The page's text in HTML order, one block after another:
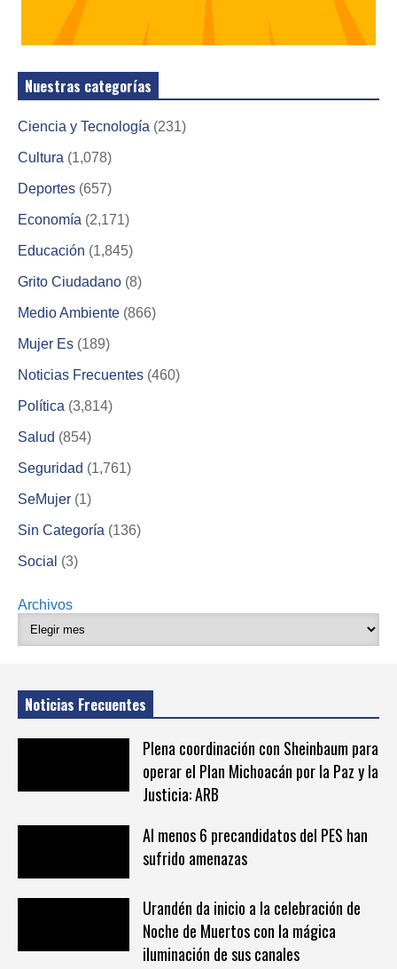
Nuestras categorías
Ciencia y Tecnología (231)
Cultura (1,078)
Deportes (657)
Economía (2,171)
Educación (1,845)
Grito Ciudadano (8)
Medio Ambiente (866)
Mujer Es (189)
Noticias Frecuentes (460)
Política (3,814)
Salud (854)
Seguridad (1,761)
SeMujer (1)
Sin Categoría (136)
Social (3)
Archivos
Noticias Frecuentes
Plena coordinación con Sheinbaum para
operar el Plan Michoacán por la Paz y la
Justicia: ARB
Al menos 6 precandidatos del PES han
sufrido amenazas
Urandén da inicio a la celebración de
Noche de Muertos con la mágica
iluminación de sus canales